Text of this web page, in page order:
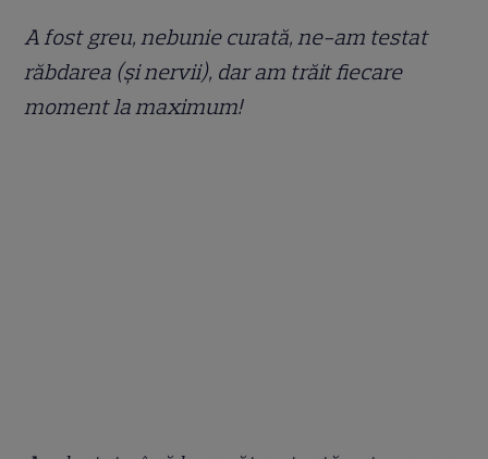
A fost greu, nebunie curată, ne-am testat
răbdarea (și nervii), dar am trăit fiecare
moment la maximum!